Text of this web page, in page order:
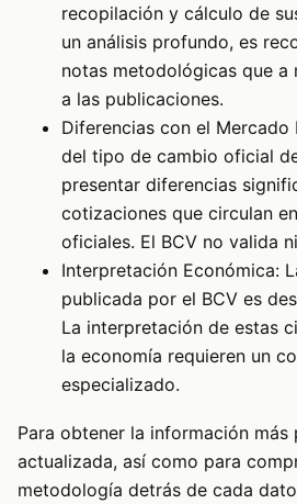
recopilación y cálculo de
un análisis profundo, es
notas metodológicas que a
a las publicaciones.
Diferencias con el Mercado
del tipo de cambio oficial
presentar diferencias
cotizaciones que circulan
oficiales. El BCV no valida
Interpretación Económica:
publicada por el BCV es
La interpretación de estas
la economía requieren un
especializado.
Para obtener la información más
actualizada, así como para
metodología detrás de cada